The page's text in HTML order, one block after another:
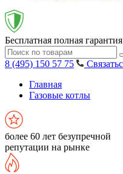
Бесплатная полная
8 (495) 150 57 75
Главная
Газовые котлы
более 60 лет безупречной
репутации на рынке